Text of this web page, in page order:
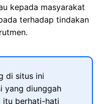
kepada masyarakat
terhadap tindakan
di situs ini
yang diunggah
itu berhati-hati